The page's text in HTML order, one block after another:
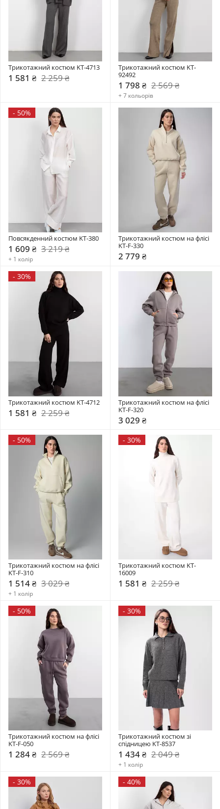
Трикотажний костюм KT-4713
1 581 ₴ 2 259 ₴
Трикотажний костюм KT-
92492
1 798 ₴ 2 569 ₴
+ 7 кольорів
- 50%
Повсякденний костюм KT-380
1 609 ₴ 3 219 ₴
+ 1 колір
Трикотажний костюм на флісі
KT-F-330
2 779 ₴
- 30%
Трикотажний костюм KT-4712
1 581 ₴ 2 259 ₴
Трикотажний костюм на флісі
KT-F-320
3 029 ₴
- 50%
Трикотажний костюм на флісі
KT-F-310
1 514 ₴ 3 029 ₴
+ 1 колір
- 30%
Трикотажний костюм KT-
16009
1 581 ₴ 2 259 ₴
- 50%
Трикотажний костюм на флісі
KT-F-050
1 284 ₴ 2 569 ₴
- 30%
Трикотажний костюм зі
спідницею KT-8537
1 434 ₴ 2 049 ₴
+ 1 колір
- 30% - 40%